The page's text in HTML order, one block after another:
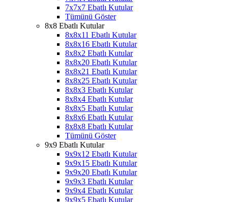
7x7x7 Ebatlı Kutular
Tümünü Göster
8x8 Ebatlı Kutular
8x8x11 Ebatlı Kutular
8x8x16 Ebatlı Kutular
8x8x2 Ebatlı Kutular
8x8x20 Ebatlı Kutular
8x8x21 Ebatlı Kutular
8x8x25 Ebatlı Kutular
8x8x3 Ebatlı Kutular
8x8x4 Ebatlı Kutular
8x8x5 Ebatlı Kutular
8x8x6 Ebatlı Kutular
8x8x8 Ebatlı Kutular
Tümünü Göster
9x9 Ebatlı Kutular
9x9x12 Ebatlı Kutular
9x9x15 Ebatlı Kutular
9x9x20 Ebatlı Kutular
9x9x3 Ebatlı Kutular
9x9x4 Ebatlı Kutular
9x9x5 Ebatlı Kutular